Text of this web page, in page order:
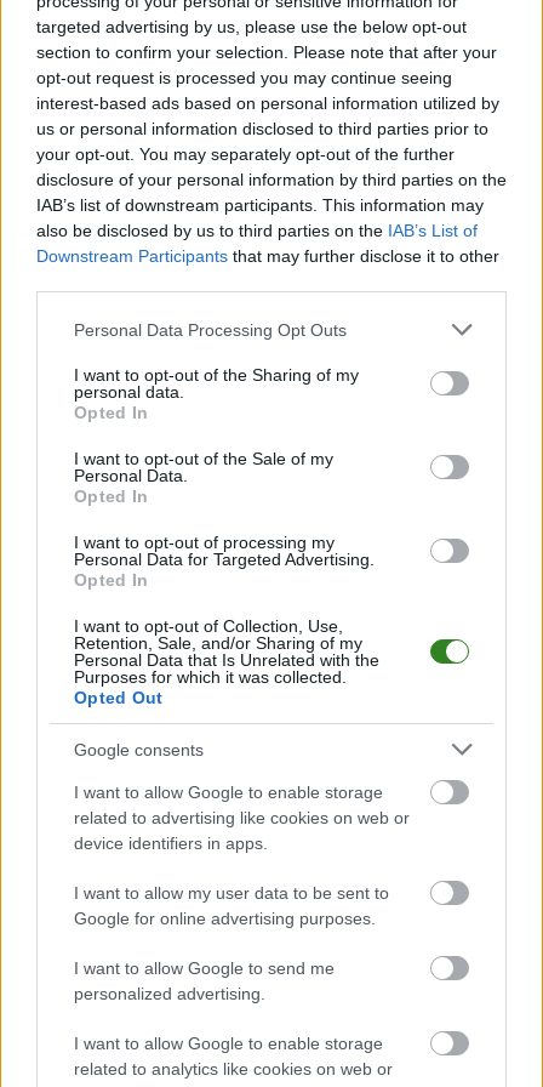
targeted advertising by us, please use the below opt-out
section to confirm your selection. Please note that after your
opt-out request is processed you may continue seeing
interest-based ads based on personal information utilized by
us or personal information disclosed to third parties prior to
your opt-out. You may separately opt-out of the further
disclosure of your personal information by third parties on the
IAB’s list of downstream participants. This information may
also be disclosed by us to third parties on the IAB’s List of
Downstream Participants that may further disclose it to other
Please note that this website/app uses one or more Google
not limited to your visit or usage behaviour. You may click to
grant or deny consent to Google and its third-party tags to
use your data for below specified purposes in below Google
consent section.
Personal Data Processing Opt Outs
I want to opt-out of the Sharing of my
personal data.
Opted In
I want to opt-out of the Sale of my
Personal Data.
Opted In
I want to opt-out of processing my
Personal Data for Targeted Advertising.
Opted In
I want to opt-out of Collection, Use,
Retention, Sale, and/or Sharing of my
Personal Data that Is Unrelated with the
Purposes for which it was collected.
Opted Out
Google consents
I want to allow Google to enable storage
related to advertising like cookies on web or
device identifiers in apps.
I want to allow my user data to be sent to
Google for online advertising purposes.
I want to allow Google to send me
personalized advertising.
I want to allow Google to enable storage
related to analytics like cookies on web or
lokalnej piłki nożnej. Jeżeli aktualnie nie widzisz tutaj danych z pewnością
pracujemy nad tym żeby je uzupełnić.
Wynik meczu Iskra Cieszacin Wielki vs Błękitni Wierzbna
Po zakończeniu spotkania automatycznie publikujemyoficjalny wynik
spotkania, a także dane meczowe, jeśli są dostępne.
Pełny harmonogram rozgrywek dostępny jest tutaj:Jarosław > Klasa B
Przeworsk - terminarz.
Informacje o składach i strzelcach
W miarę dostępności danych, publikujemyskłady wyjściowe,
aktualizujemy zależnie od poziomu ligi i dostępnych źródeł.
Śledź mecze swojej drużyny
Jeśli jesteś kibicem klubu Iskra Cieszacin Wielki lub Błękitni Wierzbna -
zaglądaj tutaj częściej. Nasz serwis regularnie dostarcza informacje o
terminach meczów, wynikach, transferach i newsach klubowych
piłkarskichw województwie. Sprawdź nasze relacje, śledź ulubioną ligę i
bądź na bieżąco z wydarzeniami z boisk!
Iskra Cieszacin Wielki - Błękitni Wierzbna
odbędzie się w
ramach 7. kolejki - Jarosław > Klasa B Przeworsk. Spotkanie zostanie
Iskra Cieszacin Wielkiprzystępuje do tego spotkania w roli
gospodarza. Jak drużyna radzi sobie w sezonie 2025/2026 rozgrywek
Jarosław > Klasa B Przeworsk przed własną publicznością? Na tej stronie
możecie zobaczyć tabelę uwzględniającą tylko mecze u siebie. W tabeli
biorącej pod uwagę tylko mecze wyjazdowe możecie natomiast
sprawdzić jak spisuje się klub
Jarosław > Klasa B Przeworsk - sytuacja w tabeli
Przed meczami 7. kolejki - Jarosław > Klasa B Przeworsk gospodarze
(Iskra Cieszacin Wielki) zajmują9. miejsce
Poniżej znajdziesz także ostatnie mecze obu drużyn oraz statystyki
bramkowe.
Iskra Cieszacin Wielki vs. Błękitni Wierzbna - relacja, wynik na
żywo, transmisja
Wynik meczu Iskra Cieszacin Wielki - Błękitni Wierzbna znajdziesz na
naszej stronie zaraz po jego zakończeniu. Jeżeli szukasz informacji
meczowych, zajrzyj tutaj:Iskra Cieszacin Wielki vs. Błękitni
Wierzbna - wynik, składy, strzelcy